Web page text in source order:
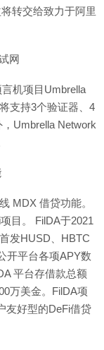
转交给致力于阿里
网
机项目Umbrella
支持3个验证器、4
Umbrella Network
MDX 借贷功能。
目。 FilDA于2021
发HUSD、HBTC
开平台各项APY数
平台存借款总额
万美金。FilDA项
友好型的DeFi借贷